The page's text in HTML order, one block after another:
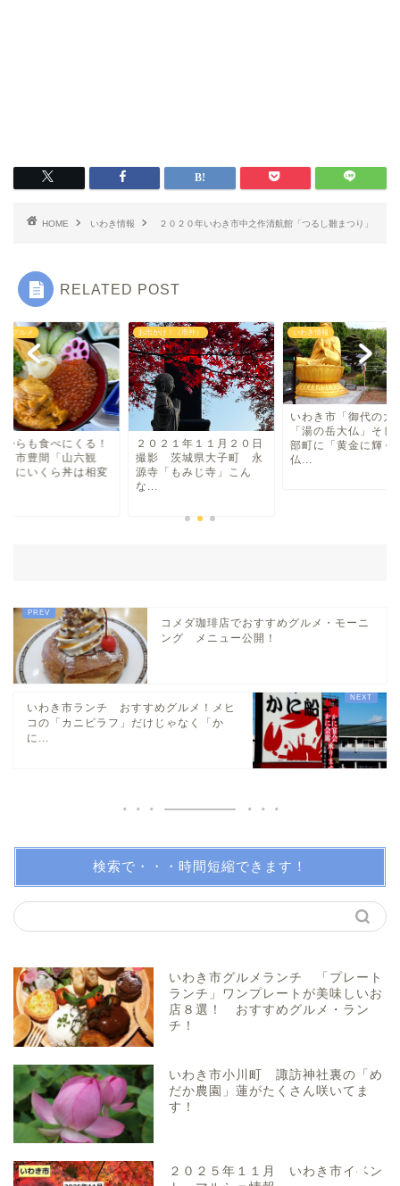
HOME いわき情報 ２０２０年いわき市中之作清航館「つるし雛まつり」
RELATED POST
市グルメ
からも食べにくる！
き市豊間「山六観
うにいくら丼は相変
お出かけ！（市外）
２０２１年１１月２０日
撮影 茨城県大子町 永
源寺「もみじ寺」こん
な...
いわき情報
いわき市「御代の大
「湯の岳大仏」そし
部町に「黄金に輝く
仏...
コメダ珈琲店でおすすめグルメ・モーニ
ング メニュー公開！
いわき市ランチ おすすめグルメ！メヒ
コの「カニピラフ」だけじゃなく「か
に...
検索で・・・時間短縮できます！
いわき市グルメランチ 「プレート
ランチ」ワンプレートが美味しいお
店８選！ おすすめグルメ・ラン
チ！
いわき市小川町 諏訪神社裏の「め
だか農園」蓮がたくさん咲いてま
す！
２０２５年１１月 いわき市イベン
いわき市グルメ
マルシェ・キッチンカー
わらしべ長者
地域・場所
平・小川・四倉方面
泉・植田・遠野・田人方面
日帰り温泉
伝説・歴史
アイディアグッズ
トレンディー
美味しい所！
穴場・スポット！
プロフィール（問い合わ